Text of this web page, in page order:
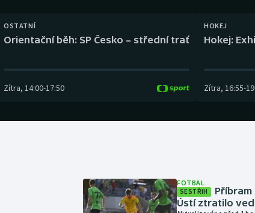
Plážový volejbal
OSTATNÍ
Orientační běh: SP Česko – střední trať
Zítra, 14:00-17:50
HOKEJ
Hokej:
Zítra, 16:55-
FOTBAL
SESTŘIH
Ústí ztratilo